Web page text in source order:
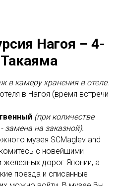
Нагоя – 4-
в камеру хранения в отеле.
в Нагоя (время встречи
(при количестве
замена на заказной).
музея SCMaglev and
с новейшими
железных дорог Японии, а
поезда и списанные